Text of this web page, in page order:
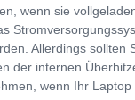
wenn sie
Allerdings sollten
der internen
wenn Ihr